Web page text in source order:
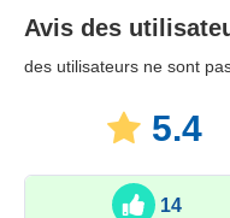
Avis des
des utilisateurs ne sont
5.4
14